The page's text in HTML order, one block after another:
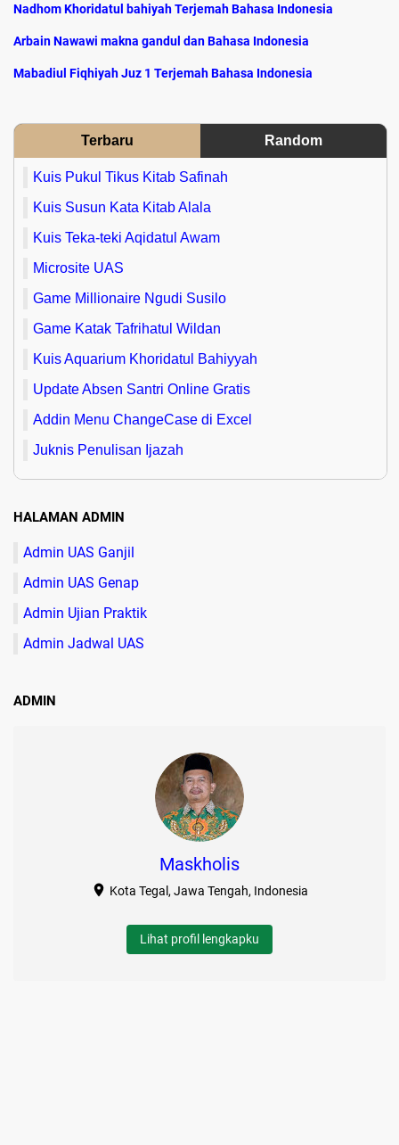
Nadhom Khoridatul bahiyah Terjemah Bahasa Indonesia
Arbain Nawawi makna gandul dan Bahasa Indonesia
Mabadiul Fiqhiyah Juz 1 Terjemah Bahasa Indonesia
Terbaru Random
Kuis Pukul Tikus Kitab Safinah
Kuis Susun Kata Kitab Alala
Kuis Teka-teki Aqidatul Awam
Microsite UAS
Game Millionaire Ngudi Susilo
Game Katak Tafrihatul Wildan
Kuis Aquarium Khoridatul Bahiyyah
Update Absen Santri Online Gratis
Addin Menu ChangeCase di Excel
Juknis Penulisan Ijazah
HALAMAN ADMIN
Admin UAS Ganjil
Admin UAS Genap
Admin Ujian Praktik
Admin Jadwal UAS
ADMIN
Maskholis
Kota Tegal, Jawa Tengah, Indonesia
Lihat profil lengkapku